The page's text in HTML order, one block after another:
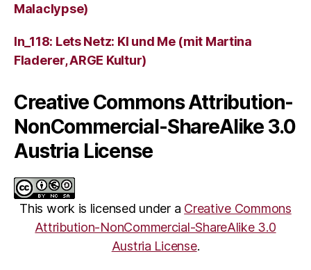
Malaclypse)
ln_118: Lets Netz: KI und Me (mit Martina
Fladerer, ARGE Kultur)
Creative Commons Attribution-
NonCommercial-ShareAlike 3.0
Austria License
This work is licensed under a Creative Commons
Attribution-NonCommercial-ShareAlike 3.0
Austria License.